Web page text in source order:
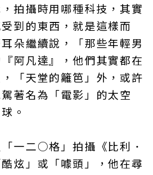
拍攝時用哪種科技，其實
到的東西，就是這樣而
朵繼續說，「那些年輕男
阿凡達』，他們其實都在
「天堂的籬笆」外，或許
著名為「電影」的太空
。
一二○格」拍攝《比利．
炫」或「噱頭」，他在尋